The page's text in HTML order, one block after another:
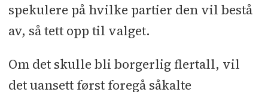
spekulere på hvilke partier den vil bestå
av, så tett opp til valget.
Om det skulle bli borgerlig flertall, vil
det uansett først foregå såkalte